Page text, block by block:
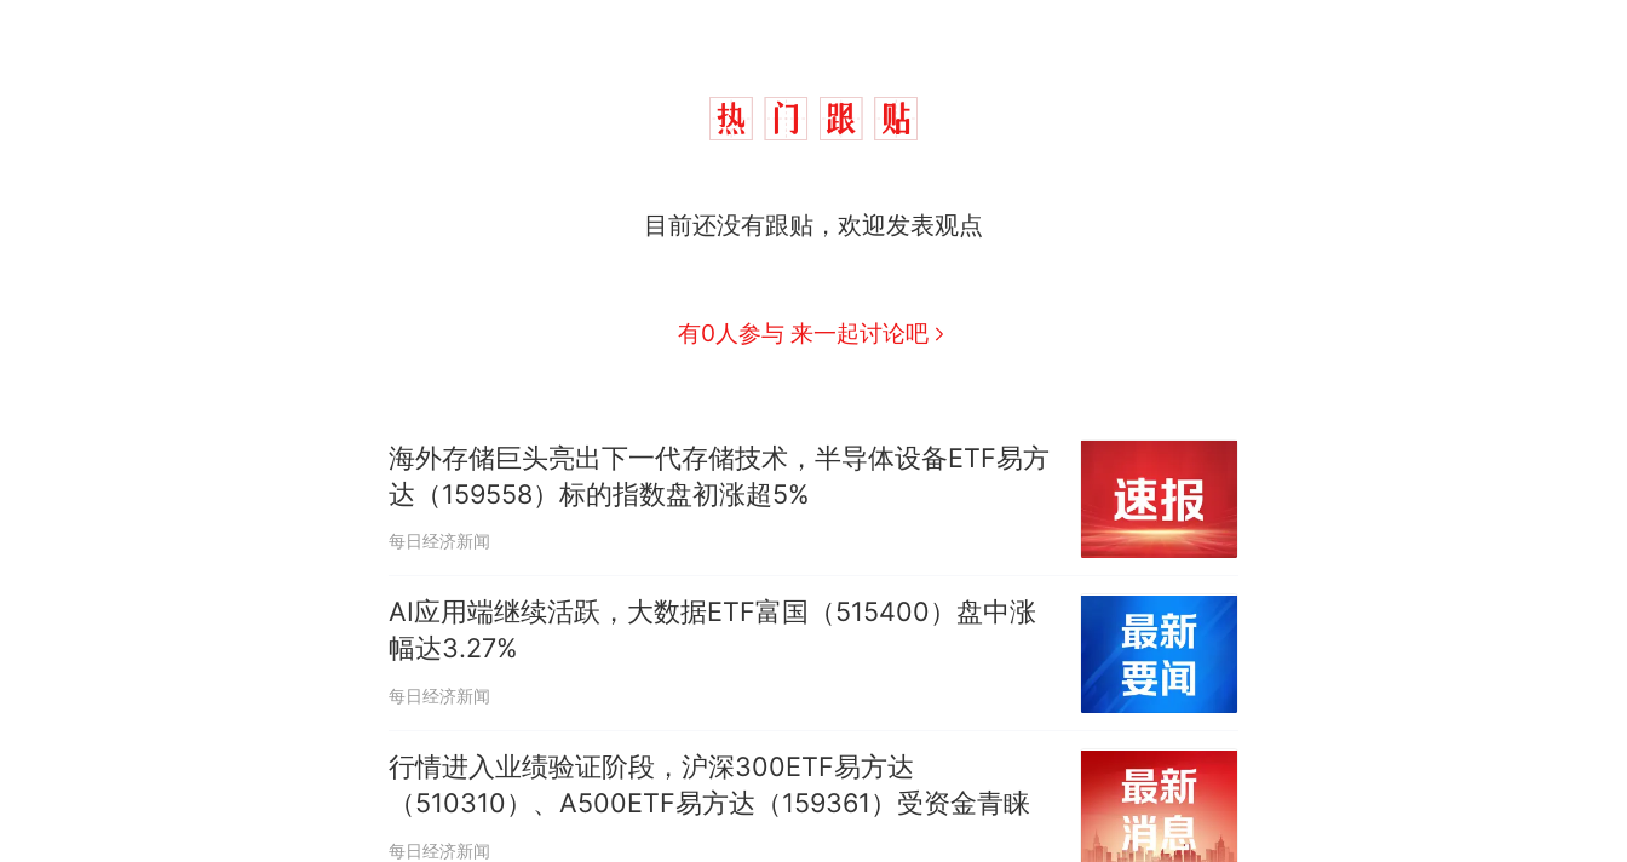
目前还没有跟贴，欢迎发表观点
有0人参与 来一起讨论吧
海外存储巨头亮出下一代存储技术，半导体设备ETF易方
达（159558）标的指数盘初涨超5%
每日经济新闻
AI应用端继续活跃，大数据ETF富国（515400）盘中涨
幅达3.27%
每日经济新闻
行情进入业绩验证阶段，沪深300ETF易方达
（510310）、A500ETF易方达（159361）受资金青睐
每日经济新闻